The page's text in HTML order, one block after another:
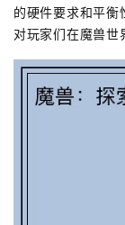
的硬件要求和平衡
对玩家们在魔兽世